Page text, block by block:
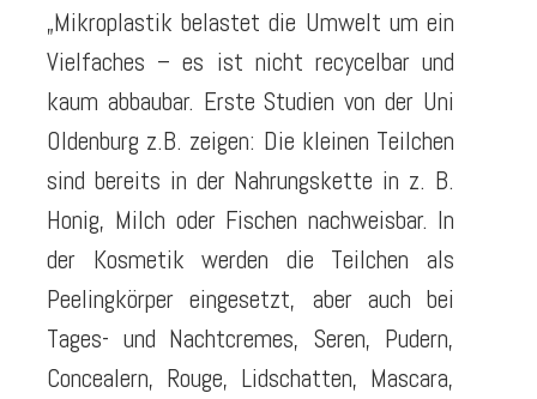
„Mikroplastik belastet die Umwelt um ein
Vielfaches – es ist nicht recycelbar und
kaum abbaubar. Erste Studien von der Uni
Oldenburg z.B. zeigen: Die kleinen Teilchen
sind bereits in der Nahrungskette in z. B.
Honig, Milch oder Fischen nachweisbar. In
der Kosmetik werden die Teilchen als
Peelingkörper eingesetzt, aber auch bei
Tages- und Nachtcremes, Seren, Pudern,
Concealern, Rouge, Lidschatten, Mascara,